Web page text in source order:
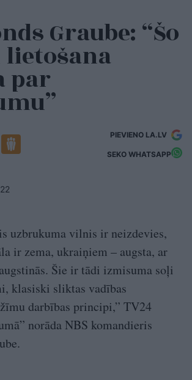
Graube: “Šo
par
PIEVIENO LA.LV
SEKO WHATSAPP
uzbrukuma vilnis ir neizdevies,
ir zema, ukraiņiem – augsta, ar
Šie ir tādi izmisuma soļi
klasiski sliktas vadības
darbības principi,” TV24
norāda NBS komandieris